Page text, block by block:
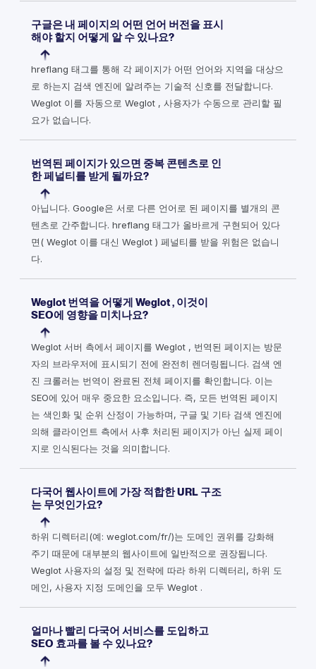
구글은 내 페이지의 어떤 언어 버전을 표시
해야 할지 어떻게 알 수 있나요?
hreflang 태그를 통해 각 페이지가 어떤 언어와 지역을 대상으
로 하는지 검색 엔진에 알려주는 기술적 신호를 전달합니다.
Weglot 이를 자동으로 Weglot , 사용자가 수동으로 관리할 필
요가 없습니다.
번역된 페이지가 있으면 중복 콘텐츠로 인
한 페널티를 받게 될까요?
아닙니다. Google은 서로 다른 언어로 된 페이지를 별개의 콘
텐츠로 간주합니다. hreflang 태그가 올바르게 구현되어 있다
면( Weglot 이를 대신 Weglot ) 페널티를 받을 위험은 없습니
다.
Weglot 번역을 어떻게 Weglot , 이것이
SEO에 영향을 미치나요?
Weglot 서버 측에서 페이지를 Weglot , 번역된 페이지는 방문
자의 브라우저에 표시되기 전에 완전히 렌더링됩니다. 검색 엔
진 크롤러는 번역이 완료된 전체 페이지를 확인합니다. 이는
SEO에 있어 매우 중요한 요소입니다. 즉, 모든 번역된 페이지
는 색인화 및 순위 산정이 가능하며, 구글 및 기타 검색 엔진에
의해 클라이언트 측에서 사후 처리된 페이지가 아닌 실제 페이
지로 인식된다는 것을 의미합니다.
다국어 웹사이트에 가장 적합한 URL 구조
는 무엇인가요?
하위 디렉터리(예: weglot.com/fr/)는 도메인 권위를 강화해
주기 때문에 대부분의 웹사이트에 일반적으로 권장됩니다.
Weglot 사용자의 설정 및 전략에 따라 하위 디렉터리, 하위 도
메인, 사용자 지정 도메인을 모두 Weglot .
얼마나 빨리 다국어 서비스를 도입하고
SEO 효과를 볼 수 있나요?